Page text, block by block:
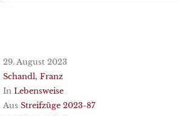
29. August 2023
Schandl, Franz
In Lebensweise
Aus Streifzüge 2023-87